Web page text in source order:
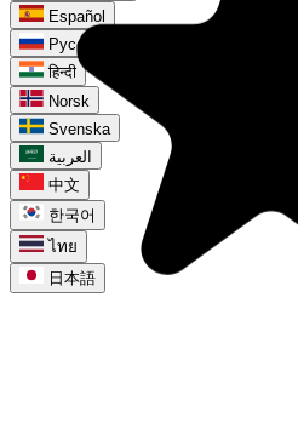
Español
Русский
हिन्दी
Norsk
Svenska
العربية
中文
한국어
ไทย
日本語